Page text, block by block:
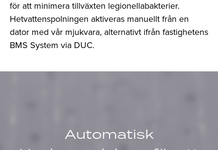
för att minimera tillväxten legionellabakterier.
Hetvattenspolningen aktiveras manuellt från en
dator med vår mjukvara, alternativt ifrån fastighetens
BMS System via DUC.
Automatisk